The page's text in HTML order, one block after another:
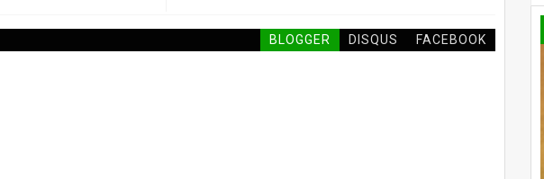
BLOGGER DISQUS FACEBOOK